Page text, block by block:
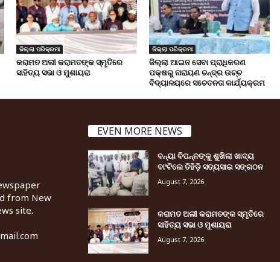
ଜିଲ୍ଲା ପରିକ୍ରମା
କରାମତ ଅଲୀ କରାମତଙ୍କ ସ୍ମୃତିରେ
ସାହିତ୍ୟ ସଭା ଓ ମୁଶାୟରା
ଜିଲ୍ଲା ପରିକ୍ରମା
ଜିଲ୍ଲା ଆଇନ ସେବା ପ୍ରାଧିକରଣ
ପକ୍ଷରୁ ନାରାୟଣ ଚନ୍ଦ୍ର ଉଚ୍ଚ
ବିଦ୍ୟାଳୟରେ ସଚେତନତା କାର୍ଯ୍ୟକ୍ରମ
from New
site.
EVEN MORE NEWS
ବନ୍ୟା ବିପନ୍ନଙ୍କୁ ଶୁଖିଲା ଖାଦ୍ୟ
ବାଂଟିଲେ ତିହିଡି଼ ସତ୍ୟସାଇ ସଙ୍ଗଠନ
August 7, 2026
କରାମତ ଅଲୀ କରାମତଙ୍କ ସ୍ମୃତିରେ
ସାହିତ୍ୟ ସଭା ଓ ମୁଶାୟରା
August 7, 2026